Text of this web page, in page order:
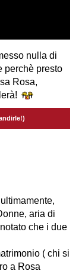
nulla di
perchè presto
Rosa,
aria di
che i due
( chi si
a Rosa